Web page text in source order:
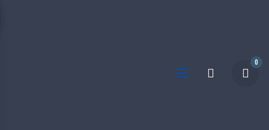
0